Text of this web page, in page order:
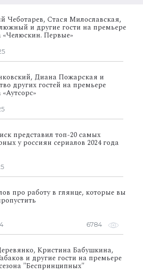
Чеботарев, Стася Милославская,
и другие гости на премьере
«Челюскин. Первые»
Диана Пожарская и
других гостей на премьере
представил топ-20 самых
у россиян сериалов 2024 года
про работу в глянце, которые вы
6784
Кристина Бабушкина,
и другие гости на премьере
"Беспринципных"